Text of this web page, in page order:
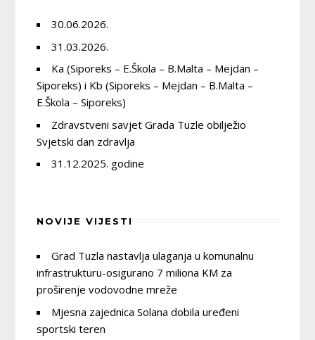
30.06.2026.
31.03.2026.
Ka (Siporeks – E.Škola – B.Malta – Mejdan –
Siporeks) i Kb (Siporeks – Mejdan – B.Malta –
E.Škola – Siporeks)
Zdravstveni savjet Grada Tuzle obilježio
Svjetski dan zdravlja
31.12.2025. godine
NOVIJE VIJESTI
Grad Tuzla nastavlja ulaganja u komunalnu
infrastrukturu-osigurano 7 miliona KM za
proširenje vodovodne mreže
Mjesna zajednica Solana dobila uređeni
sportski teren